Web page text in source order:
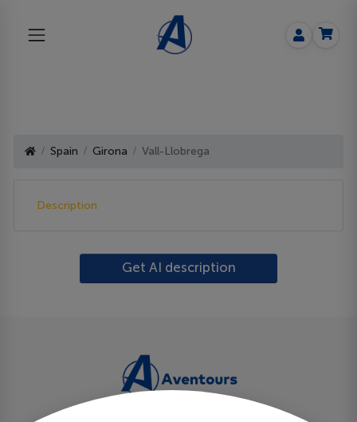
Spain Girona Vall-Llobrega
Description
Get AI description